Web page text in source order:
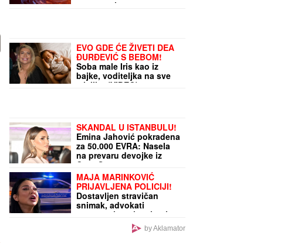
upozorenje za sve
prelazi 37 STEPENI
EVO GDE ĆE ŽIVETI DEA
ĐURĐEVIĆ S BEBOM!
Soba male Iris kao iz
bajke, voditeljka na sve
mislila! (VIDEO)
SKANDAL U ISTANBULU!
Emina Jahović pokradena
za 50.000 EVRA: Nasela
na prevaru devojke iz
Crne Gore
MAJA MARINKOVIĆ
PRIJAVLJENA POLICIJI!
Dostavljen stravičan
snimak, advokati
momentalno alarmirani!
by Aklamator